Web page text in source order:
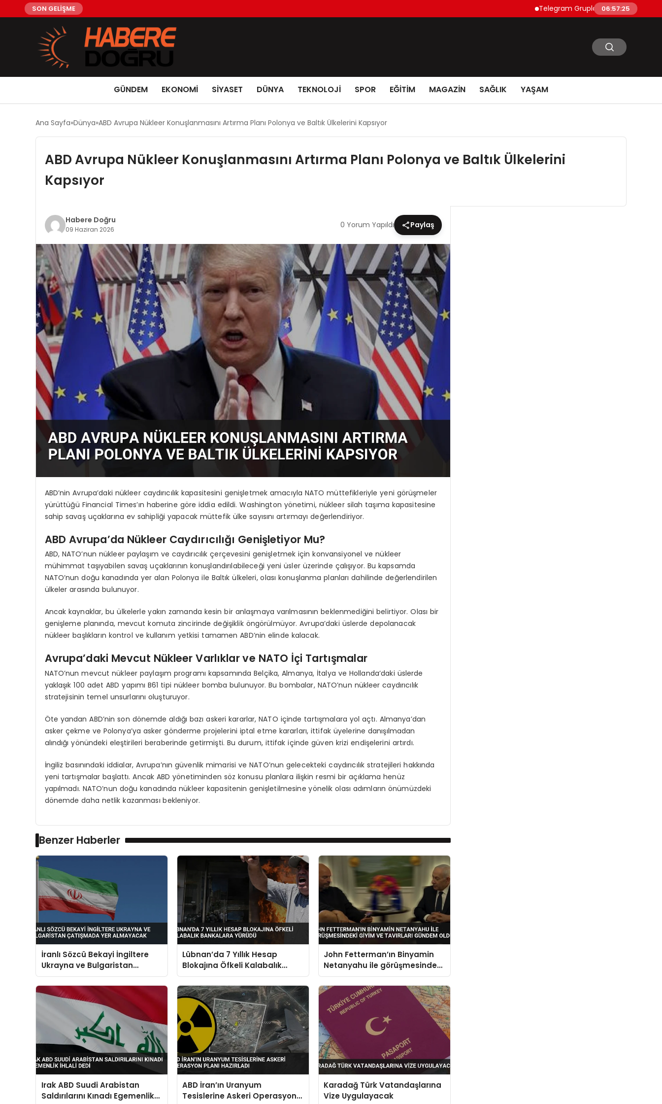
SON GELİŞME Telegram Grupları Nasıl Bulunur?:
06:57:26
GÜNDEM EKONOMİ SİYASET DÜNYA TEKNOLOJİ SPOR EĞİTİM MAGAZİN SAĞLIK YAŞAM
Ana Sayfa Dünya ABD Avrupa Nükleer Konuşlanmasını Artırma Planı Polonya ve Baltık Ülkelerini Kapsıyor
ABD Avrupa Nükleer Konuşlanmasını Artırma Planı Polonya ve Baltık Ülkelerini
Kapsıyor
Habere Doğru
09 Haziran 2026 0 Yorum Yapıldı Paylaş
ABD’nin Avrupa’daki nükleer caydırıcılık kapasitesini genişletmek amacıyla NATO müttefikleriyle yeni görüşmeler
yürüttüğü Financial Times’ın haberine göre iddia edildi. Washington yönetimi, nükleer silah taşıma kapasitesine
sahip savaş uçaklarına ev sahipliği yapacak müttefik ülke sayısını artırmayı değerlendiriyor.
ABD Avrupa’da Nükleer Caydırıcılığı Genişletiyor Mu?
ABD, NATO’nun nükleer paylaşım ve caydırıcılık çerçevesini genişletmek için konvansiyonel ve nükleer
mühimmat taşıyabilen savaş uçaklarının konuşlandırılabileceği yeni üsler üzerinde çalışıyor. Bu kapsamda
NATO’nun doğu kanadında yer alan Polonya ile Baltık ülkeleri, olası konuşlanma planları dahilinde değerlendirilen
ülkeler arasında bulunuyor.
Ancak kaynaklar, bu ülkelerle yakın zamanda kesin bir anlaşmaya varılmasının beklenmediğini belirtiyor. Olası bir
genişleme planında, mevcut komuta zincirinde değişiklik öngörülmüyor. Avrupa’daki üslerde depolanacak
nükleer başlıkların kontrol ve kullanım yetkisi tamamen ABD’nin elinde kalacak.
Avrupa’daki Mevcut Nükleer Varlıklar ve NATO İçi Tartışmalar
NATO’nun mevcut nükleer paylaşım programı kapsamında Belçika, Almanya, İtalya ve Hollanda’daki üslerde
yaklaşık 100 adet ABD yapımı B61 tipi nükleer bomba bulunuyor. Bu bombalar, NATO’nun nükleer caydırıcılık
stratejisinin temel unsurlarını oluşturuyor.
Öte yandan ABD’nin son dönemde aldığı bazı askeri kararlar, NATO içinde tartışmalara yol açtı. Almanya’dan
asker çekme ve Polonya’ya asker gönderme projelerini iptal etme kararları, ittifak üyelerine danışılmadan
alındığı yönündeki eleştirileri beraberinde getirmişti. Bu durum, ittifak içinde güven krizi endişelerini artırdı.
İngiliz basınındaki iddialar, Avrupa’nın güvenlik mimarisi ve NATO’nun gelecekteki caydırıcılık stratejileri hakkında
yeni tartışmalar başlattı. Ancak ABD yönetiminden söz konusu planlara ilişkin resmi bir açıklama henüz
yapılmadı. NATO’nun doğu kanadında nükleer kapasitenin genişletilmesine yönelik olası adımların önümüzdeki
dönemde daha netlik kazanması bekleniyor.
Benzer Haberler
İranlı Sözcü Bekayi İngiltere
Ukrayna ve Bulgaristan
Çatışmada Yer Almayacak
Lübnan’da 7 Yıllık Hesap
Blokajına Öfkeli Kalabalık
Bankalara Yürüdü
John Fetterman’ın Binyamin
Netanyahu ile görüşmesindeki
giyim ve tavırları gündem oldu
Irak ABD Suudi Arabistan
Saldırılarını Kınadı Egemenlik
ABD İran’ın Uranyum
Tesislerine Askeri Operasyon
Karadağ Türk Vatandaşlarına
Vize Uygulayacak